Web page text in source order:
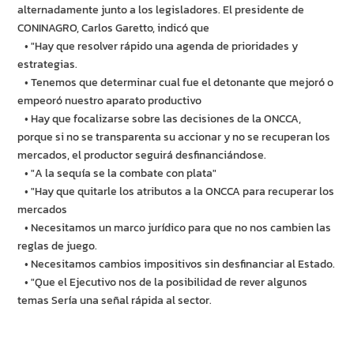
alternadamente junto a los legisladores. El presidente de
CONINAGRO, Carlos Garetto, indicó que
• "Hay que resolver rápido una agenda de prioridades y
estrategias.
• Tenemos que determinar cual fue el detonante que mejoró o
empeoró nuestro aparato productivo
• Hay que focalizarse sobre las decisiones de la ONCCA,
porque si no se transparenta su accionar y no se recuperan los
mercados, el productor seguirá desfinanciándose.
• "A la sequía se la combate con plata"
• "Hay que quitarle los atributos a la ONCCA para recuperar los
mercados
• Necesitamos un marco jurídico para que no nos cambien las
reglas de juego.
• Necesitamos cambios impositivos sin desfinanciar al Estado.
• "Que el Ejecutivo nos de la posibilidad de rever algunos
temas Sería una señal rápida al sector.